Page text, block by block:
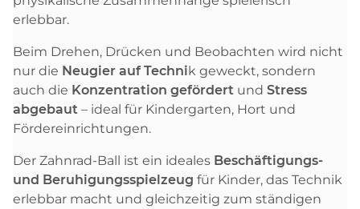
erlebbar.
Beim Drehen, Drücken und Beobachten wird nicht
nur die Neugier auf Technik geweckt, sondern
auch die Konzentration gefördert und Stress
abgebaut – ideal für Kindergarten, Hort und
Fördereinrichtungen.
Der Zahnrad-Ball ist ein ideales Beschäftigungs-
und Beruhigungsspielzeug für Kinder, das Technik
erlebbar macht und gleichzeitig zum ständigen